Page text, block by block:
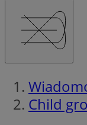
Child